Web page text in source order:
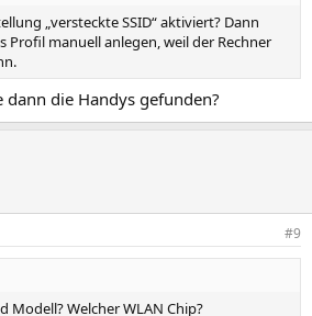
„versteckte SSID“ aktiviert? Dann
Profil manuell anlegen, weil der Rechner
die Handys gefunden?
#9
Modell? Welcher WLAN Chip?